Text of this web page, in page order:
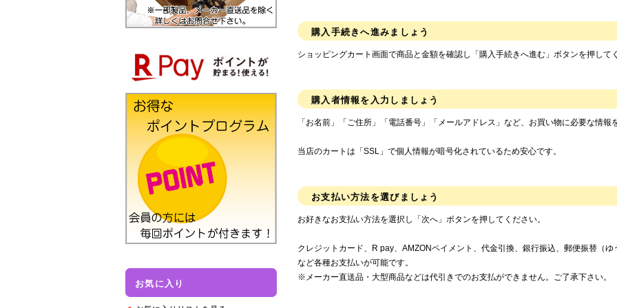
購入手続きへ進みましょう
ショッピングカート画面で商品と金額を確認し「購入手続きへ進む」ボタンを押して
購入者情報を入力しましょう
「お名前」「ご住所」「電話番号」「メールアドレス」など、お買い物に必要な情報
当店のカートは「SSL」で個人情報が暗号化されているため安心です。
お支払い方法を選びましょう
お好きなお支払い方法を選択し「次へ」ボタンを押してください。
クレジットカード、R pay、AMZONペイメント、代金引換、銀行振込、郵便振替（
など各種お支払いが可能です。
※メーカー直送品・大型商品などは代引きでのお支払ができません。ご了承下さい。
お気に入り